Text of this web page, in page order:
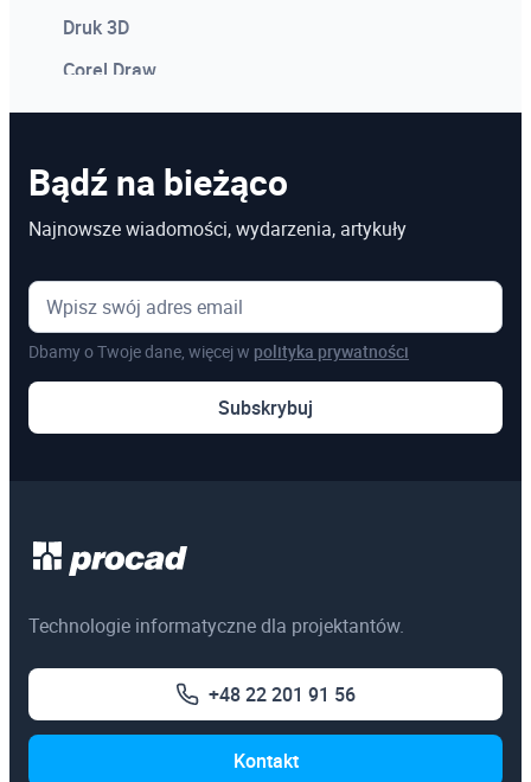
Druk 3D
Corel Draw
Photoshop
Microsoft Project
Kosztorysowanie w programie Norma
Microsoft Excel
Pozostałe
Szkolenia online
Egzaminy certyfikacyjne
3ds Max
Autodesk Revit Architecture
Bądź na bieżąco
Najnowsze wiadomości, wydarzenia, artykuły
Dbamy o Twoje dane, więcej w polityka prywatności
Subskrybuj
Technologie informatyczne dla projektantów.
+48 22 201 91 56
Kontakt